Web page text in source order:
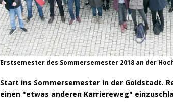
Erstsemester des Sommersemester 2018 an der
Start ins Sommersemester in der Goldstadt.
einen "etwas anderen Karriereweg"